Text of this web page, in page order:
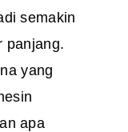
semakin
panjang.
yang
apa